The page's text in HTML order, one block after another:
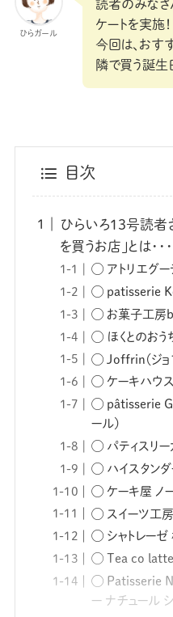
ひらガール
読者のみなさ
ケートを実施！
今回は、おす
隣で買う誕生
目次
ひらいろ13号読者
を買うお店」とは･･･
◯ アトリエグー
◯ patisserie
◯ お菓子工房
◯ ほくとのおう
◯ Joffrin（ジョ
◯ ケーキハウス
◯ pâtisserie
ール）
◯ パティスリー
◯ ハイスタンダ
◯ ケーキ屋 ノ
◯ スイーツ工
◯ シャトレーゼ
◯ Tea co latte
◯ Patisserie
ー ナチュール